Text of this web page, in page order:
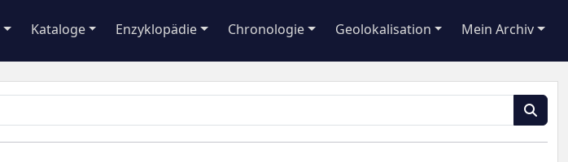
Kataloge Enzyklopädie Chronologie Geolokalisation Mein Archiv